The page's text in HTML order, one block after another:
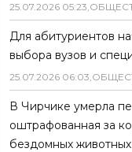
25.07.2026 05:23,
Для абитуриентов
выбора вузов и
25.07.2026 06:03,
В Чирчике умерла
оштрафованная за
бездомных животных